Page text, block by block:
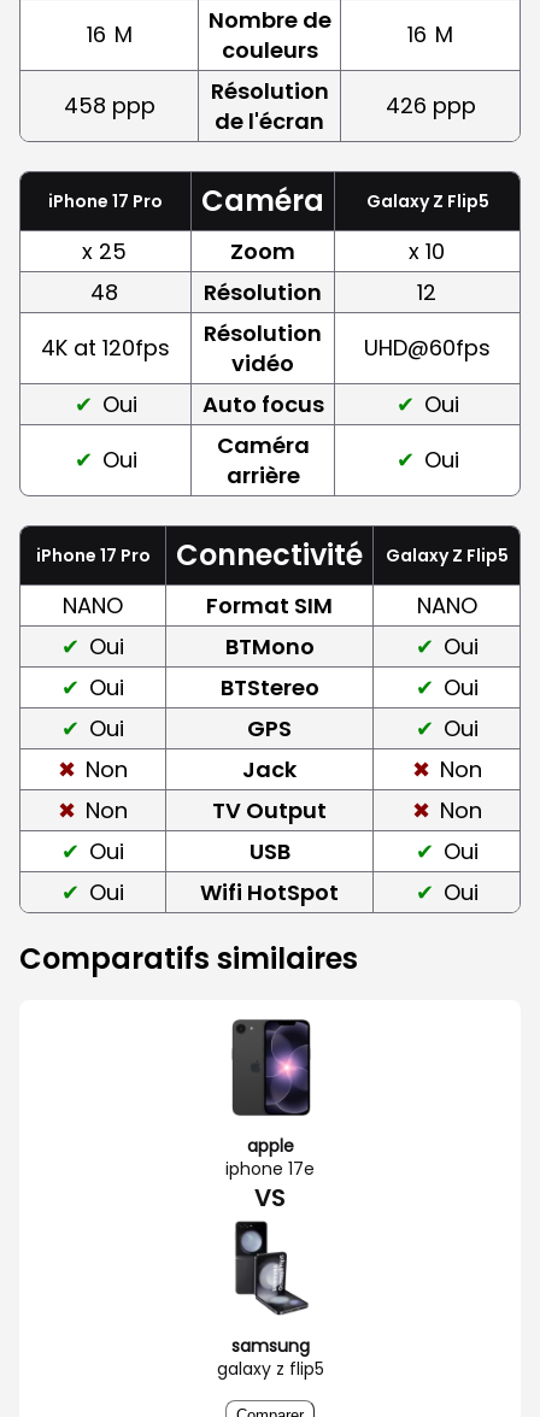
16 M
Nombre de
couleurs
16 M
458 ppp
Résolution
de l'écran
426 ppp
iPhone 17 Pro Caméra Galaxy Z Flip5
x 25 Zoom
x 10
48
Résolution
12
4K at 120fps
Résolution
vidéo
UHD@60fps
Oui
Auto focus
Oui
Oui
Caméra
arrière
Oui
iPhone 17 Pro Connectivité Galaxy Z Flip5
NANO Format SIM
NANO
Oui
BTMono
Oui
Oui
BTStereo
Oui
Oui
GPS
Oui
Non
Jack
Non
Non
TV Output
Non
Oui
USB
Oui
Oui
Wifi HotSpot Oui
Comparatifs similaires
apple
iphone 17e
VS
samsung
galaxy z flip5